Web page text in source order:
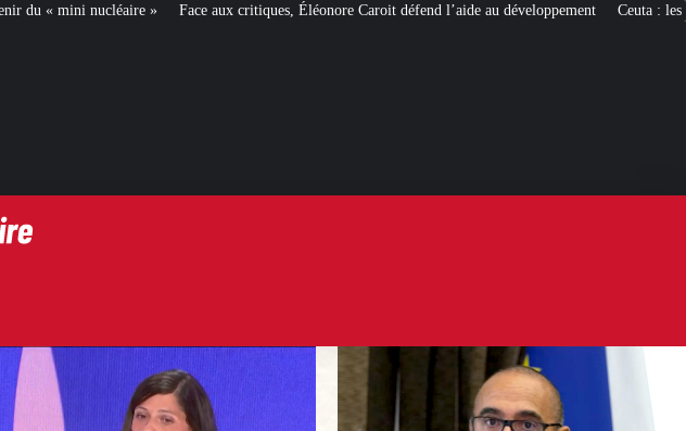
Face aux critiques, Éléonore Caroit défend l’aide au développement Ceuta : les« ingérences étrangères »